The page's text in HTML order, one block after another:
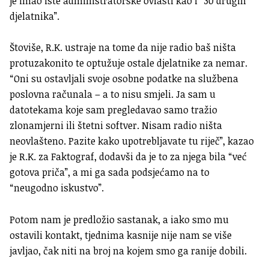
djelatnika”.
Štoviše, R.K. ustraje na tome da nije radio baš ništa
protuzakonito te optužuje ostale djelatnike za nemar.
“Oni su ostavljali svoje osobne podatke na službena
poslovna računala – a to nisu smjeli. Ja sam u
datotekama koje sam pregledavao samo tražio
zlonamjerni ili štetni softver. Nisam radio ništa
neovlašteno. Pazite kako upotrebljavate tu riječ”, kazao
je R.K. za Faktograf, dodavši da je to za njega bila “već
gotova priča”, a mi ga sada podsjećamo na to
“neugodno iskustvo”.
Potom nam je predložio sastanak, a iako smo mu
ostavili kontakt, tjednima kasnije nije nam se više
javljao, čak niti na broj na kojem smo ga ranije dobili.